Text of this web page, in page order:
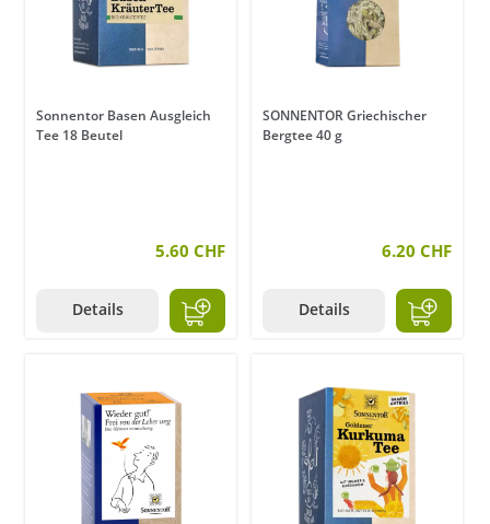
Sonnentor Basen Ausgleich
Tee 18 Beutel
5.60 CHF
Details
SONNENTOR Griechischer
Bergtee 40 g
6.20 CHF
Details